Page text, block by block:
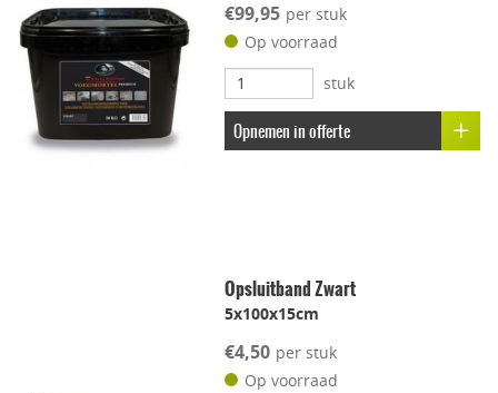
Kleur-ondersteunend
Uitbloei remmend
€99,95 per stuk
Op voorraad
stuk
Opnemen in offerte
Opsluitband Zwart
5x100x15cm
€4,50 per stuk
Op voorraad